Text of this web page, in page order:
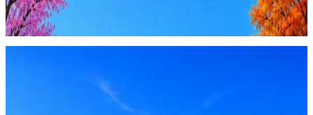
запустить ПО или перевести деньги — это мошенники.
Жмите Пожаловаться
Стратегия поиска с AI: рынки, позиции, вилка, каналы